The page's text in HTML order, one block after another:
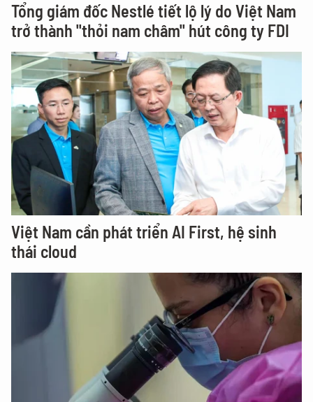
Tổng giám đốc Nestlé tiết lộ lý do Việt Nam
trở thành "thỏi nam châm" hút công ty FDI
Việt Nam cần phát triển AI First, hệ sinh
thái cloud